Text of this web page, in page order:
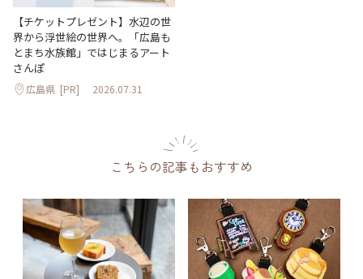
【チケットプレゼント】水辺の世
界から浮世絵の世界へ。「広島も
とまち水族館」ではじまるアート
さんぽ
広島県 [PR] 2026.07.31
こちらの記事もおすすめ